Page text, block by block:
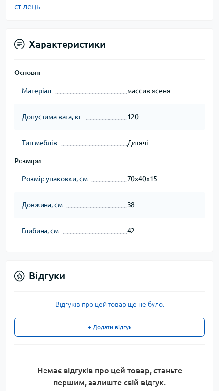
стілець
Характеристики
Основні
Матеріал массив ясеня
Допустима вага, кг 120
Тип меблів Дитячі
Розміри
Розмір упаковки, см 70х40х15
Довжина, см 38
Глибина, см 42
Відгуки
Відгуків про цей товар ще не було.
+ Додати відгук
Немає відгуків про цей товар, станьте
першим, залиште свій відгук.